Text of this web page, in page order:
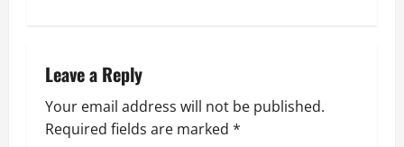
a
v
Leave a Reply
Your email address will not be published.
Required fields are marked *